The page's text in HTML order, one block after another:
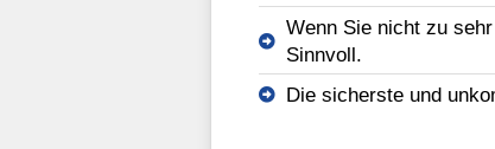
Wenn Sie nicht zu
Sinnvoll.
Die sicherste und